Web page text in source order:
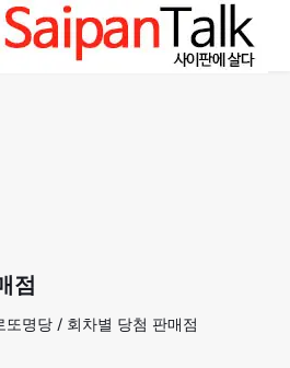
점
명당 / 회차별 당첨 판매점
보
보